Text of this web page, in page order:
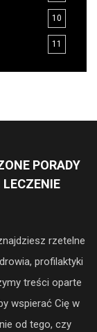
10
11
PORADY
rzetelne
profilaktyki
treści oparte
wspierać Cię w
od tego, czy